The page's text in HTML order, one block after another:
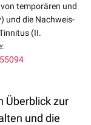
temporären und
und die Nachweis-
(II.
Überblick zur
und die